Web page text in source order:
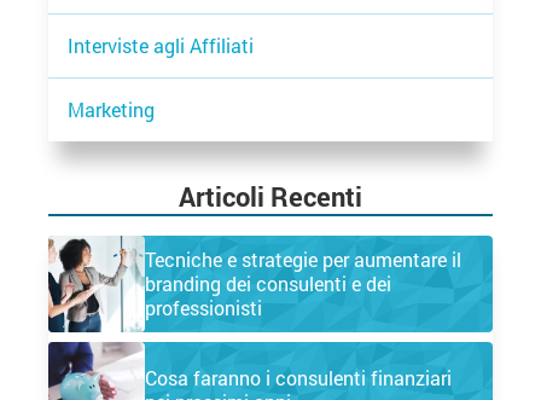
Interviste agli Affiliati
Marketing
Articoli Recenti
Tecniche e strategie per aumentare il
branding dei consulenti e dei
professionisti
Cosa faranno i consulenti finanziari